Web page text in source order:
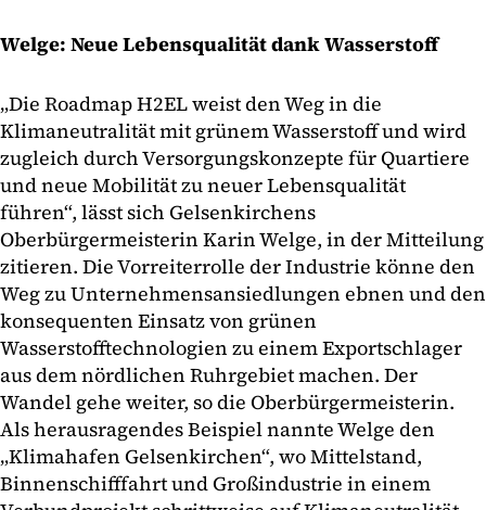
Welge: Neue Lebensqualität dank Wasserstoff
„Die Roadmap H2EL weist den Weg in die
Klimaneutralität mit grünem Wasserstoff und wird
zugleich durch Versorgungskonzepte für Quartiere
und neue Mobilität zu neuer Lebensqualität
führen“, lässt sich Gelsenkirchens
Oberbürgermeisterin Karin Welge, in der Mitteilung
zitieren. Die Vorreiterrolle der Industrie könne den
Weg zu Unternehmensansiedlungen ebnen und den
konsequenten Einsatz von grünen
Wasserstofftechnologien zu einem Exportschlager
aus dem nördlichen Ruhrgebiet machen. Der
Wandel gehe weiter, so die Oberbürgermeisterin.
Als herausragendes Beispiel nannte Welge den
„Klimahafen Gelsenkirchen“, wo Mittelstand,
Binnenschifffahrt und Großindustrie in einem